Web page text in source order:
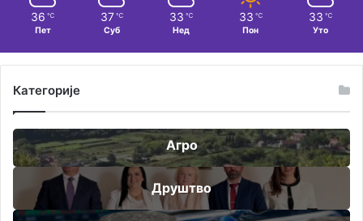
36 ℃
Пет
37 ℃
Суб
33 ℃
Нед
33 ℃
Пон
33 ℃
Уто
Категорије
Агро
Друштво